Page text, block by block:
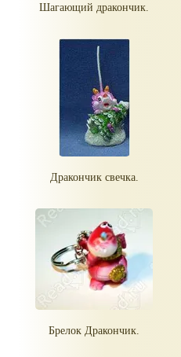
Шагающий дракончик.
Дракончик свечка.
Брелок Дракончик.